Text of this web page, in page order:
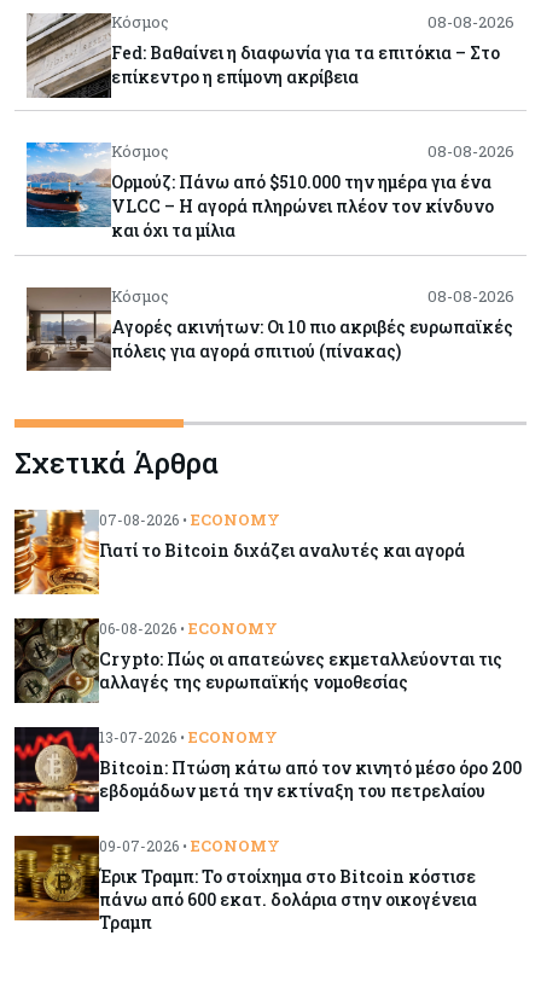
Κόσμος 08-08-2026
Fed: Βαθαίνει η διαφωνία για τα επιτόκια – Στο
επίκεντρο η επίμονη ακρίβεια
Κόσμος 08-08-2026
Ορμούζ: Πάνω από $510.000 την ημέρα για ένα
VLCC – Η αγορά πληρώνει πλέον τον κίνδυνο
και όχι τα μίλια
Κόσμος 08-08-2026
Αγορές ακινήτων: Οι 10 πιο ακριβές ευρωπαϊκές
πόλεις για αγορά σπιτιού (πίνακας)
Κόσμος 08-08-2026
Οι πυρκαγιές κατακαίνε την Ευρώπη, αλλά οι
ζημιές δεν είναι ασφαλισμένες
Κόσμος 08-08-2026
Κόσμος
Κρίσιμες πρώτες ύλες: Ο ευρωπαϊκός χάρτης
και οι προκλήσεις
Σχετικά Άρθρα
07-08-2026 • ECONOMY
Γιατί το Bitcoin διχάζει αναλυτές και αγορά
06-08-2026 • ECONOMY
Crypto: Πώς οι απατεώνες εκμεταλλεύονται τις
αλλαγές της ευρωπαϊκής νομοθεσίας
13-07-2026 • ECONOMY
Bitcoin: Πτώση κάτω από τον κινητό μέσο όρο 200
εβδομάδων μετά την εκτίναξη του πετρελαίου
09-07-2026 • ECONOMY
Έρικ Τραμπ: Το στοίχημα στο Bitcoin κόστισε
πάνω από 600 εκατ. δολάρια στην οικογένεια
Τραμπ